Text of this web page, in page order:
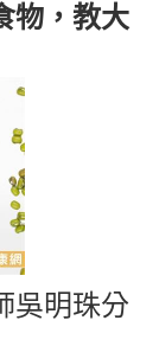
物，教大
吳明珠分